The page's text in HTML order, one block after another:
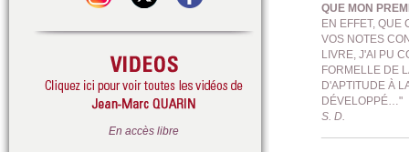
QUE MON
EN EFFET, QUE
VOS NOTES
LIVRE, J'AI PU
FORMELLE DE
D'APTITUDE À
DÉVELOPPÉ…"
S. D.
En accès libre